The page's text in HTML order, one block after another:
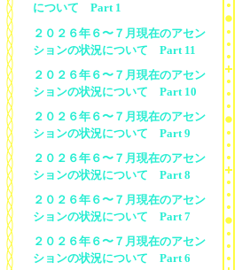
について Part 1
２０２６年６〜７月現在のアセン
ションの状況について Part 11
２０２６年６〜７月現在のアセン
ションの状況について Part 10
２０２６年６〜７月現在のアセン
ションの状況について Part 9
２０２６年６〜７月現在のアセン
ションの状況について Part 8
２０２６年６〜７月現在のアセン
ションの状況について Part 7
２０２６年６〜７月現在のアセン
ションの状況について Part 6